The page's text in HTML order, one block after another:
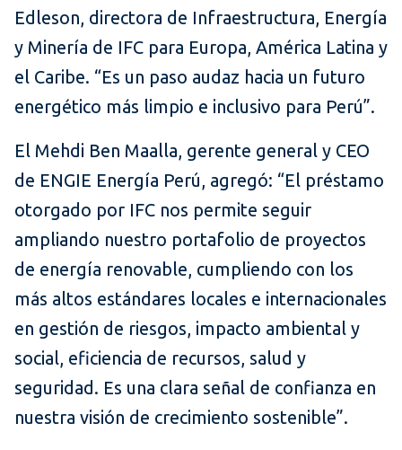
Edleson, directora de Infraestructura, Energía
y Minería de IFC para Europa, América Latina y
el Caribe. “Es un paso audaz hacia un futuro
energético más limpio e inclusivo para Perú”.
El Mehdi Ben Maalla, gerente general y CEO
de ENGIE Energía Perú, agregó: “El préstamo
otorgado por IFC nos permite seguir
ampliando nuestro portafolio de proyectos
de energía renovable, cumpliendo con los
más altos estándares locales e internacionales
en gestión de riesgos, impacto ambiental y
social, eficiencia de recursos, salud y
seguridad. Es una clara señal de confianza en
nuestra visión de crecimiento sostenible”.